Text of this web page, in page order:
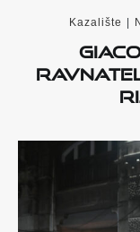
Kazalište